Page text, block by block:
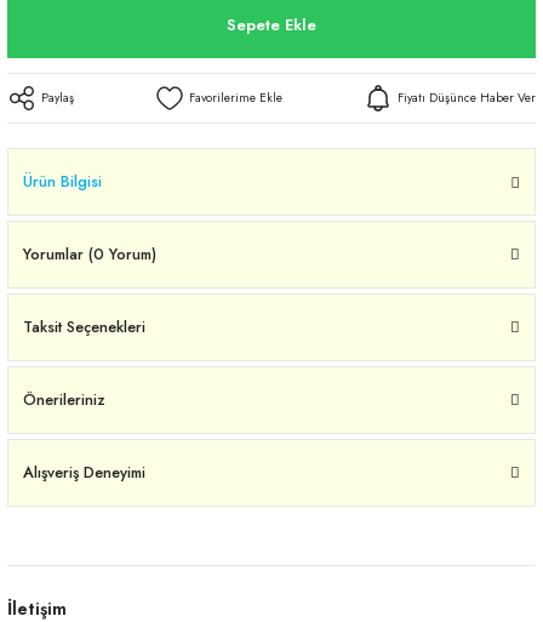
Sepete Ekle
Paylaş Fiyatı Düşünce Haber Ver
Ürün Bilgisi
Yorumlar (0 Yorum)
Taksit Seçenekleri
Önerileriniz
Alışveriş Deneyimi
İletişim